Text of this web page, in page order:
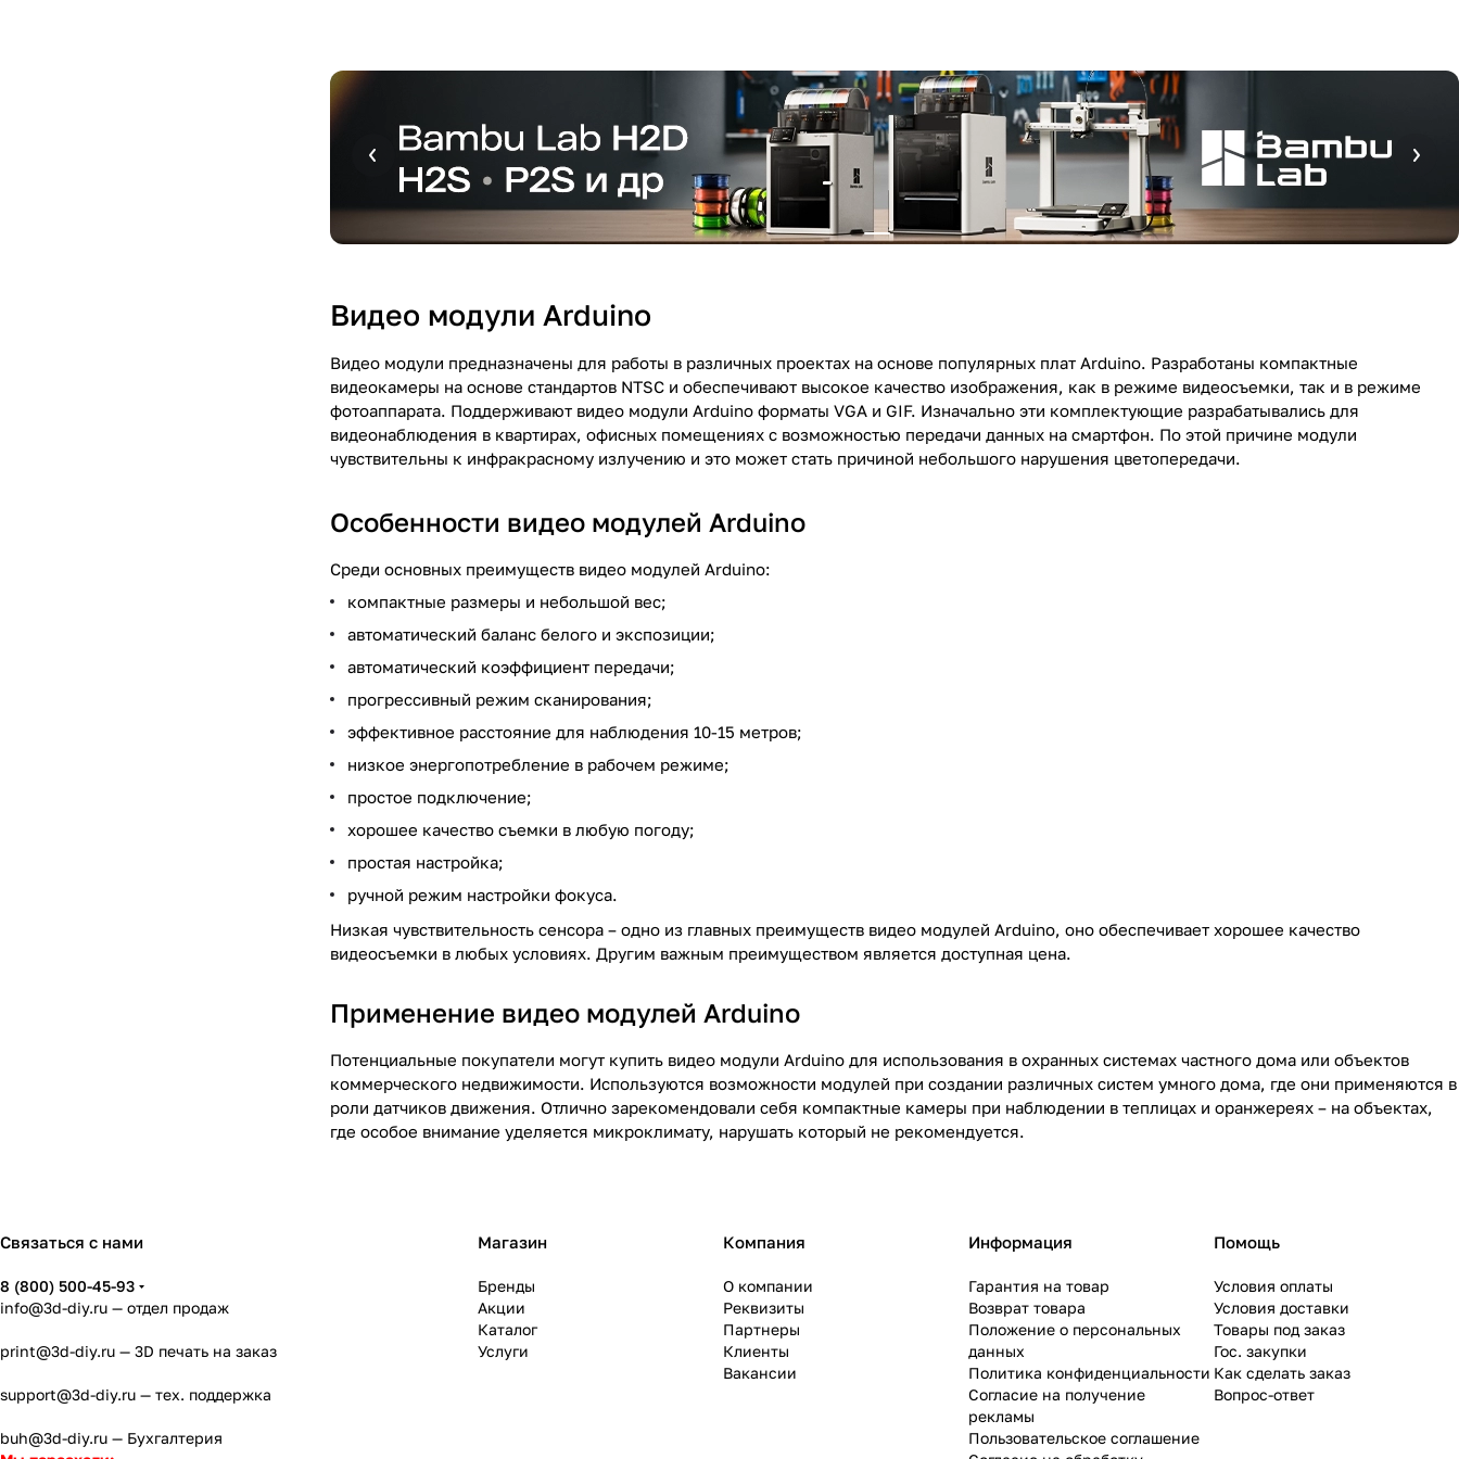
Видео модули Arduino
Видео модули предназначены для работы в различных проектах на основе популярных плат Arduino. Разработаны компактные
видеокамеры на основе стандартов NTSC и обеспечивают высокое качество изображения, как в режиме видеосъемки, так и в режиме
фотоаппарата. Поддерживают видео модули Arduino форматы VGA и GIF. Изначально эти комплектующие разрабатывались для
видеонаблюдения в квартирах, офисных помещениях с возможностью передачи данных на смартфон. По этой причине модули
чувствительны к инфракрасному излучению и это может стать причиной небольшого нарушения цветопередачи.
Особенности видео модулей Arduino
Среди основных преимуществ видео модулей Arduino:
компактные размеры и небольшой вес;
автоматический баланс белого и экспозиции;
автоматический коэффициент передачи;
прогрессивный режим сканирования;
эффективное расстояние для наблюдения 10-15 метров;
низкое энергопотребление в рабочем режиме;
простое подключение;
хорошее качество съемки в любую погоду;
простая настройка;
ручной режим настройки фокуса.
Низкая чувствительность сенсора – одно из главных преимуществ видео модулей Arduino, оно обеспечивает хорошее качество
видеосъемки в любых условиях. Другим важным преимуществом является доступная цена.
Применение видео модулей Arduino
Потенциальные покупатели могут купить видео модули Arduino для использования в охранных системах частного дома или объектов
коммерческого недвижимости. Используются возможности модулей при создании различных систем умного дома, где они применяются в
роли датчиков движения. Отлично зарекомендовали себя компактные камеры при наблюдении в теплицах и оранжереях – на объектах,
где особое внимание уделяется микроклимату, нарушать который не рекомендуется.
Связаться с нами
8 (800) 500-45-93
info@3d-diy.ru — отдел продаж
print@3d-diy.ru — 3D печать на заказ
support@3d-diy.ru — тех. поддержка
buh@3d-diy.ru — Бухгалтерия
Магазин
Бренды
Акции
Каталог
Услуги
Компания
О компании
Реквизиты
Партнеры
Клиенты
Вакансии
Информация
Гарантия на товар
Возврат товара
Положение о персональных
данных
Политика конфиденциальности
Согласие на получение
рекламы
Пользовательское соглашение
Помощь
Условия оплаты
Условия доставки
Товары под заказ
Гос. закупки
Как сделать заказ
Вопрос-ответ